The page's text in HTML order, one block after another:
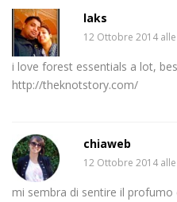
laks
12 Ottobre 2014
i love forest essentials a lot,
http://theknotstory.com/
chiaweb
12 Ottobre 2014
mi sembra di sentire il